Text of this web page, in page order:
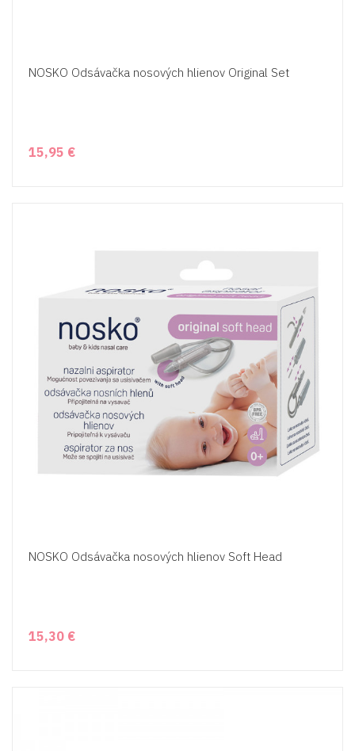
NOSKO Odsávačka nosových hlienov Original Set
15,95 €
NOSKO Odsávačka nosových hlienov Soft Head
15,30 €